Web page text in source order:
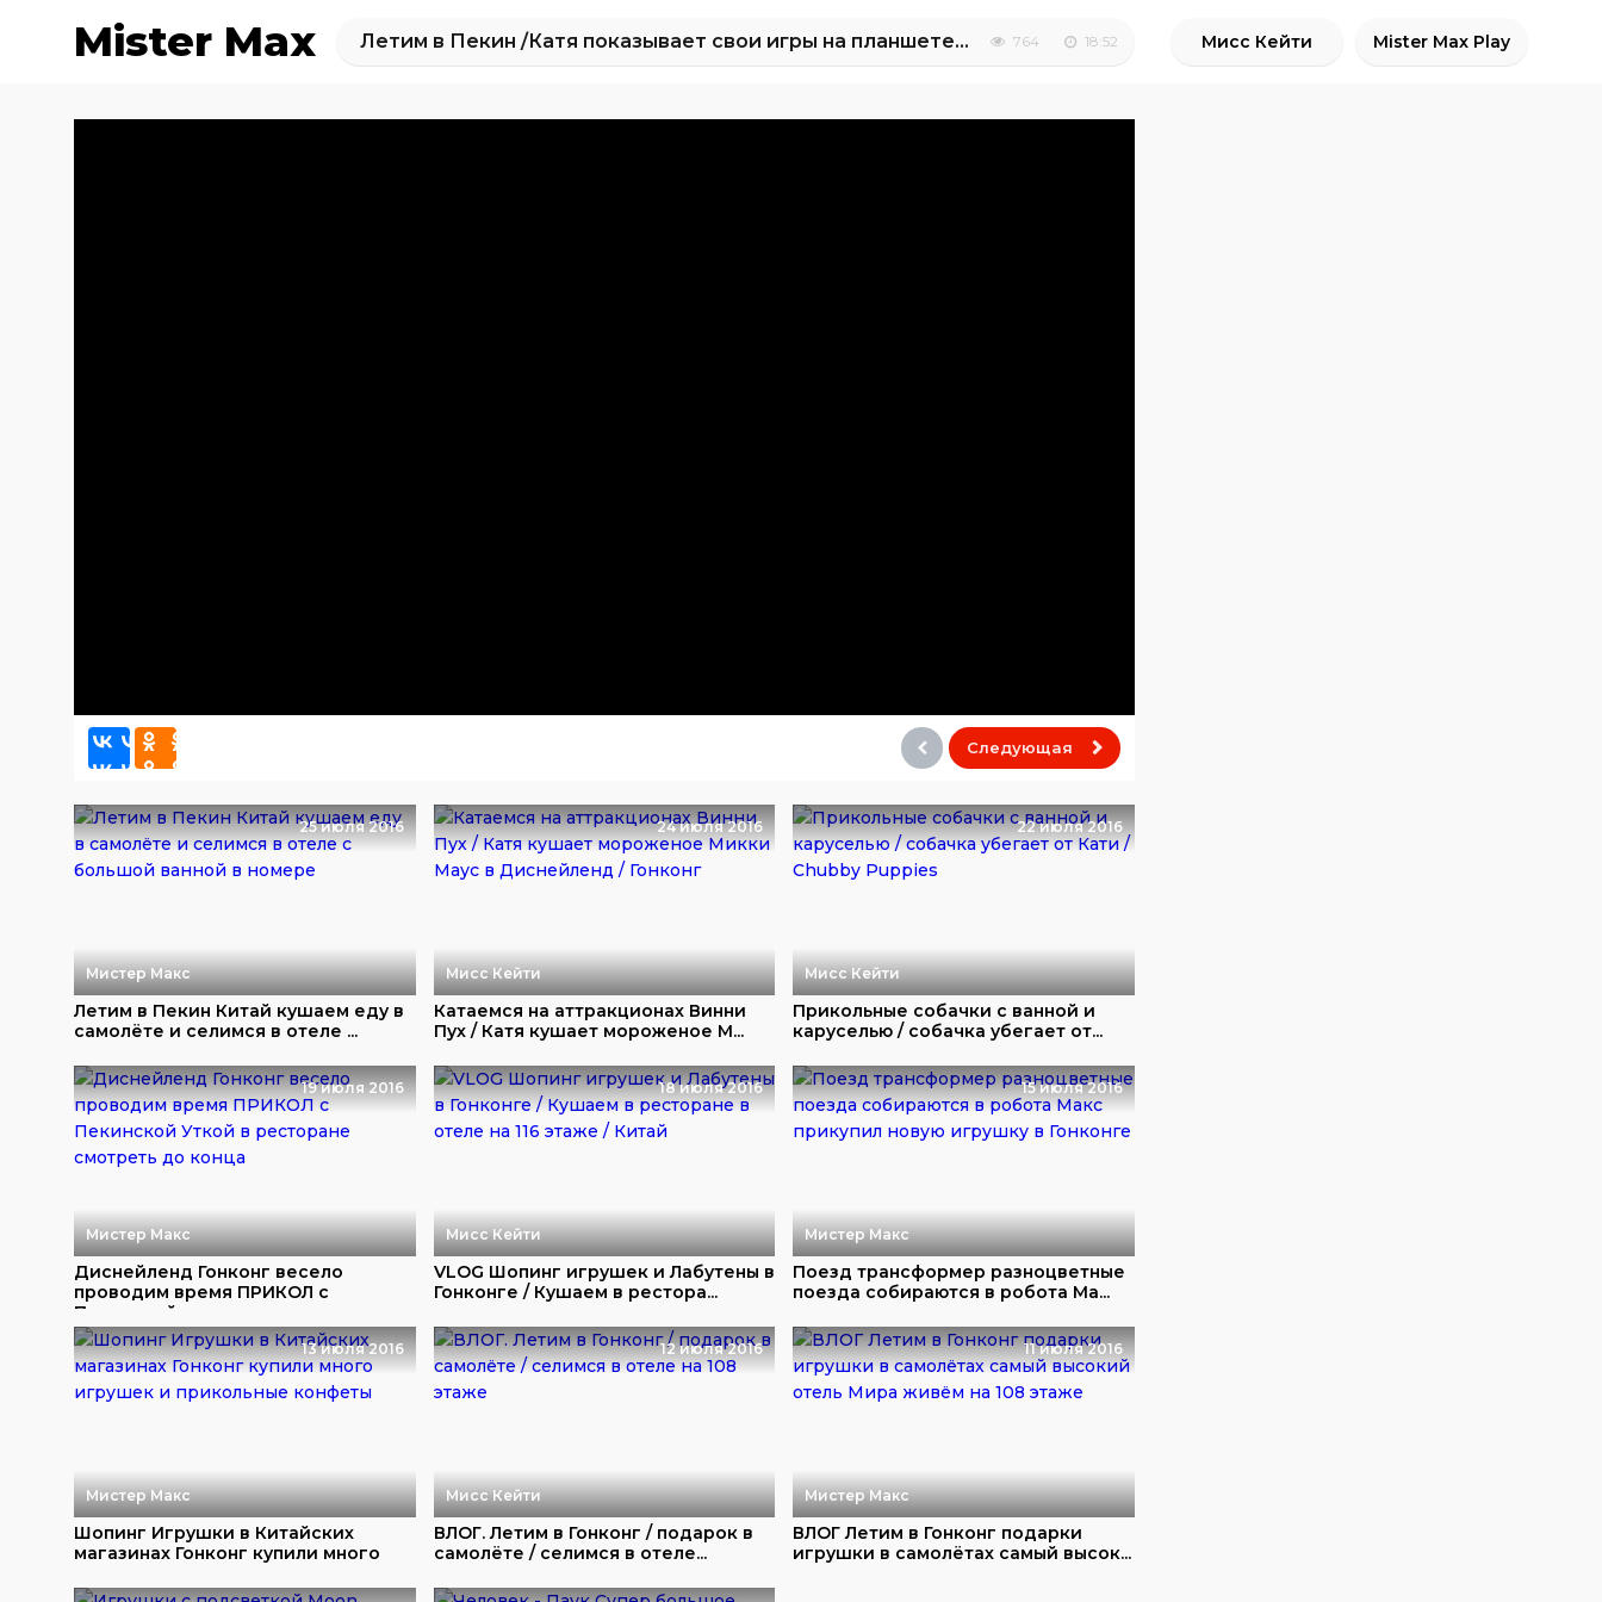
Mister Max Летим в Пекин /Катя показывает свои игры на планшете /кушаем в самолёте/ рум тур 18:52
764 Мисс Кейти Mister Max Play
Следующая
25 июля 2016
Мистер Макс
Летим в Пекин Китай кушаем еду в
самолёте и селимся в отеле ...
24 июля 2016
Мисс Кейти
Катаемся на аттракционах Винни
Пух / Катя кушает мороженое М...
22 июля 2016
Мисс Кейти
Прикольные собачки с ванной и
каруселью / собачка убегает от...
19 июля 2016
Мистер Макс
Диснейленд Гонконг весело
проводим время ПРИКОЛ с
Пекинской ...
18 июля 2016
Мисс Кейти
VLOG Шопинг игрушек и Лабутены в
Гонконге / Кушаем в рестора...
15 июля 2016
Мистер Макс
Поезд трансформер разноцветные
поезда собираются в робота Ма...
13 июля 2016
Мистер Макс
Шопинг Игрушки в Китайских
магазинах Гонконг купили много
12 июля 2016
Мисс Кейти
ВЛОГ. Летим в Гонконг / подарок в
самолёте / селимся в отеле...
11 июля 2016
Мистер Макс
ВЛОГ Летим в Гонконг подарки
игрушки в самолётах самый высок...